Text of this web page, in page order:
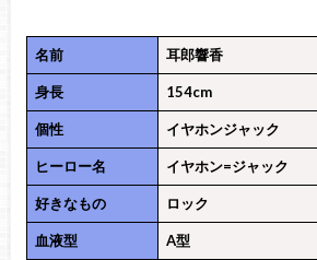
名前 耳郎響香
身長 154cm
個性 イヤホンジャック
ヒーロー名 イヤホン=ジャック
好きなもの ロック
血液型 A型